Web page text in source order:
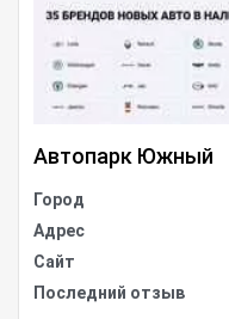
Автопарк Южный
Город
Адрес
Сайт
Последний отзыв